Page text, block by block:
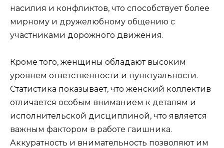
насилия и конфликтов, что способствует более
мирному и дружелюбному общению с
участниками дорожного движения.
Кроме того, женщины обладают высоким
уровнем ответственности и пунктуальности.
Статистика показывает, что женский коллектив
отличается особым вниманием к деталям и
исполнительской дисциплиной, что является
важным фактором в работе гаишника.
Аккуратность и внимательность позволяют им